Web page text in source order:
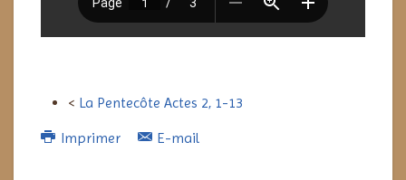
< La Pentecôte Actes 2, 1-13
Imprimer E-mail